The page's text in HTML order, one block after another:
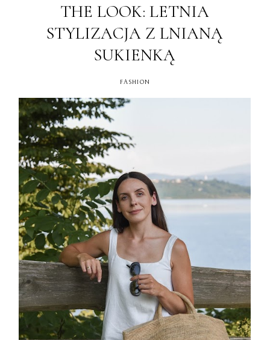
THE LOOK: LETNIA
STYLIZACJA Z LNIANĄ
SUKIENKĄ
FASHION